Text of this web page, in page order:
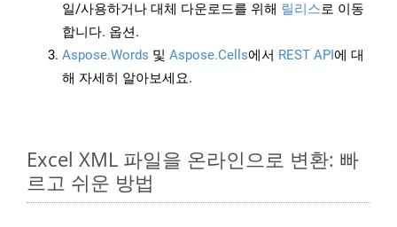
일/사용하거나 대체 다운로드를 위해 릴리스로 이동
합니다. 옵션.
Aspose.Words 및 Aspose.Cells에서 REST API에 대
해 자세히 알아보세요.
Excel XML 파일을 온라인으로 변환: 빠
르고 쉬운 방법